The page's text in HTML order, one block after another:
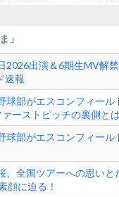
」
2026出演＆6期生MV解
速報
球部がエスコンフィー
ーストピッチの裏側とは
球部がエスコンフィー
、全国ツアーへの思い
顔に迫る！